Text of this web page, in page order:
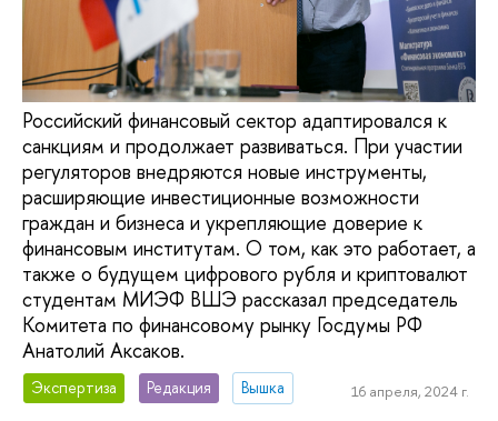
Российский финансовый сектор адаптировался к
санкциям и продолжает развиваться. При участии
регуляторов внедряются новые инструменты,
расширяющие инвестиционные возможности
граждан и бизнеса и укрепляющие доверие к
финансовым институтам. О том, как это работает, а
также о будущем цифрового рубля и криптовалют
студентам МИЭФ ВШЭ рассказал председатель
Комитета по финансовому рынку Госдумы РФ
Анатолий Аксаков.
Экспертиза Редакция Вышка 16 апреля, 2024 г.